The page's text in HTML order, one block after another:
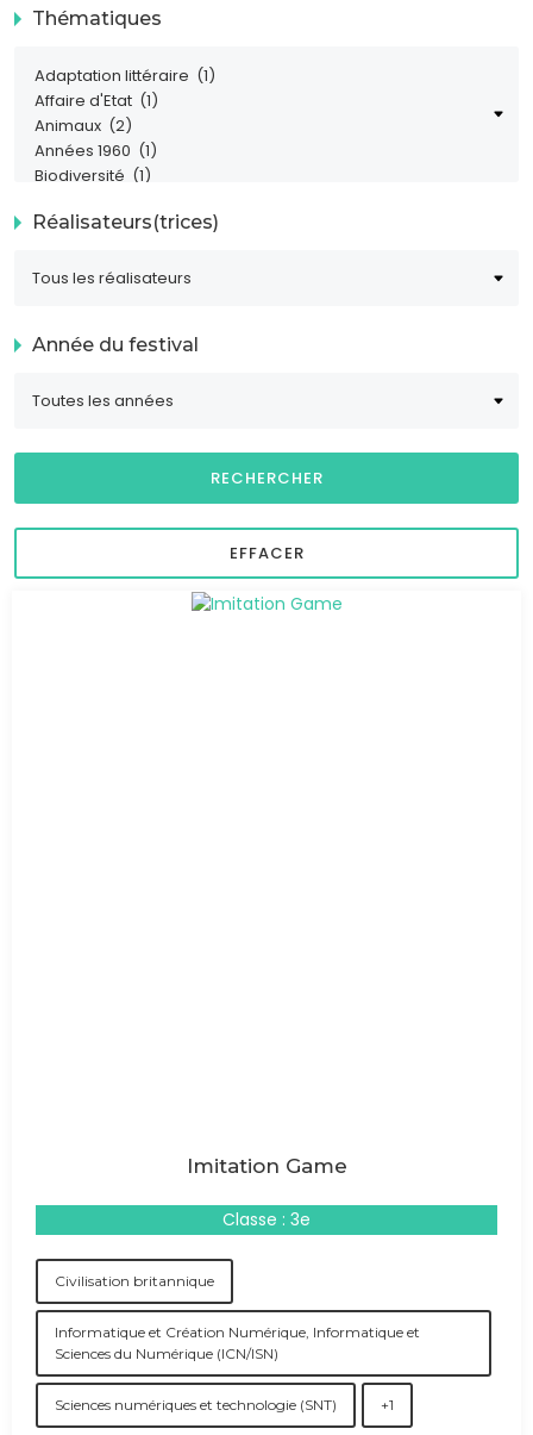
Imitation Game
Classe : 3e
Civilisation britannique
Informatique et Création Numérique, Informatique et
Sciences du Numérique (ICN/ISN)
Sciences numériques et technologie (SNT) +1
Thématiques
Réalisateurs(trices)
Année du festival